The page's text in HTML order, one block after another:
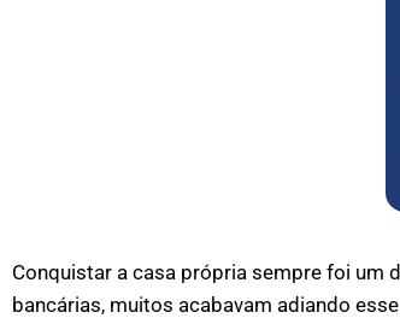
Conquistar a casa própria sempre foi um
bancárias, muitos acabavam adiando